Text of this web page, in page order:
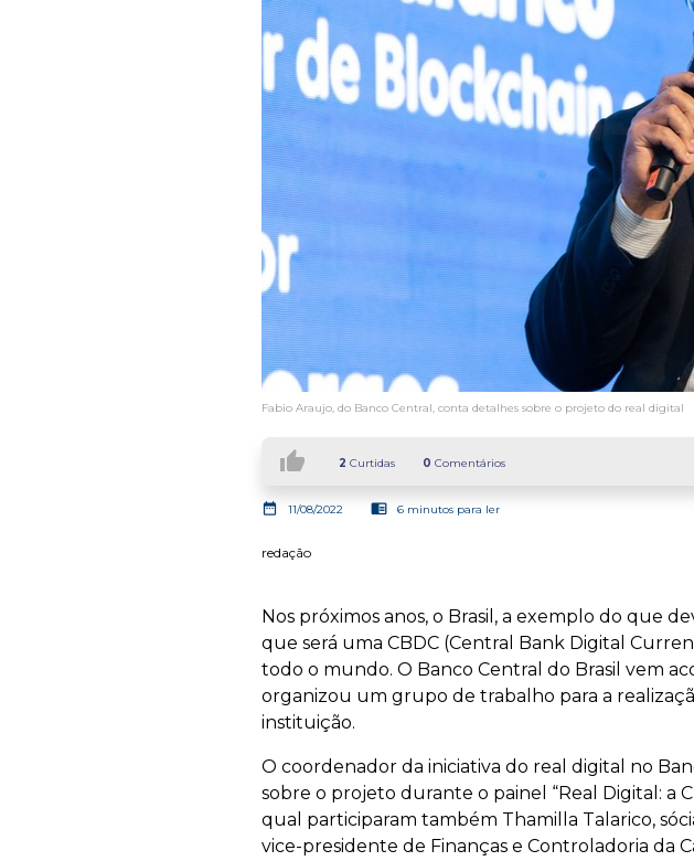
Fabio Araujo, do Banco Central, conta detalhes sobre o projeto do real digital
thumb_up 2 Curtidas 0 Comentários
date_range 11/08/2022 chrome_reader_mode 6 minutos para ler
redação
Nos próximos anos, o Brasil, a exemplo do que
que será uma CBDC (Central Bank Digital
todo o mundo. O Banco Central do Brasil vem
organizou um grupo de trabalho para a
instituição.
O coordenador da iniciativa do real digital no
sobre o projeto durante o painel “Real Digital: a
qual participaram também Thamilla Talarico,
vice-presidente de Finanças e Controladoria da